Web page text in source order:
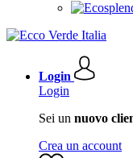
Login
Login
Sei un nuovo
Crea un account